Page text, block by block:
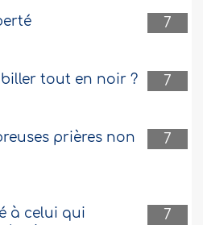
7
7
tout en noir ?
7
prières non
7
à celui qui